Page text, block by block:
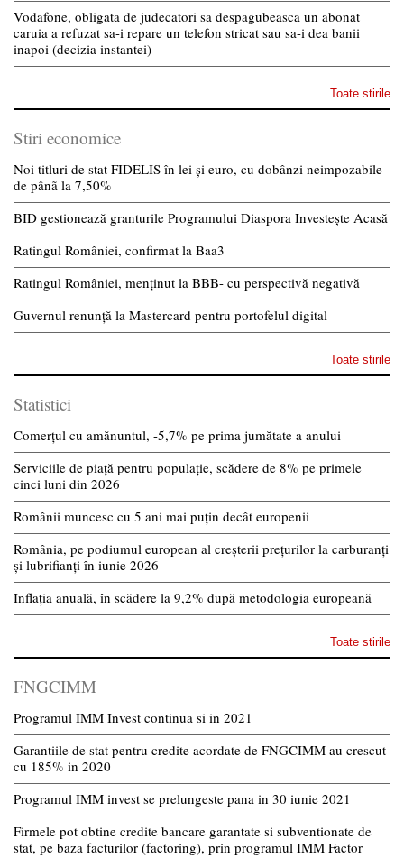
Vodafone, obligata de judecatori sa despagubeasca un abonat
caruia a refuzat sa-i repare un telefon stricat sau sa-i dea banii
inapoi (decizia instantei)
Toate stirile
Stiri economice
Noi titluri de stat FIDELIS în lei și euro, cu dobânzi neimpozabile
de pânã la 7,50%
BID gestionează granturile Programului Diaspora Investește Acasă
Ratingul României, confirmat la Baa3
Ratingul României, menținut la BBB- cu perspectivă negativă
Guvernul renunță la Mastercard pentru portofelul digital
Toate stirile
Statistici
Comerțul cu amănuntul, -5,7% pe prima jumătate a anului
Serviciile de piață pentru populație, scădere de 8% pe primele
cinci luni din 2026
Românii muncesc cu 5 ani mai puțin decât europenii
România, pe podiumul european al creșterii prețurilor la carburanți
și lubrifianți în iunie 2026
Inflația anuală, în scădere la 9,2% după metodologia europeană
Toate stirile
FNGCIMM
Programul IMM Invest continua si in 2021
Garantiile de stat pentru credite acordate de FNGCIMM au crescut
cu 185% in 2020
Programul IMM invest se prelungeste pana in 30 iunie 2021
Firmele pot obtine credite bancare garantate si subventionate de
stat, pe baza facturilor (factoring), prin programul IMM Factor